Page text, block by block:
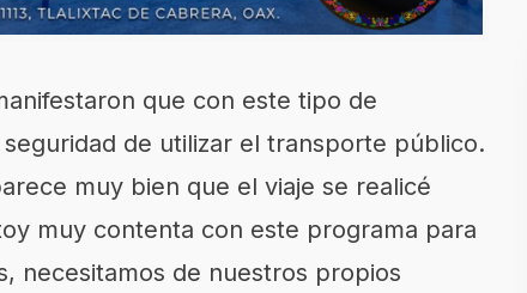
que con este tipo de
de utilizar el transporte público.
muy bien que el viaje se realicé
muy contenta con este programa para
, necesitamos de nuestros propios